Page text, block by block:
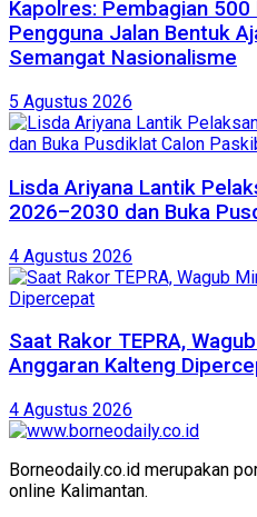
Kapolres: Pembagian
Pengguna Jalan Bentuk
Semangat Nasionalisme
5 Agustus 2026
Lisda Ariyana Lantik
2026–2030 dan Buka
4 Agustus 2026
Saat Rakor TEPRA,
Anggaran Kalteng
4 Agustus 2026
Borneodaily.co.id merupakan
online Kalimantan.